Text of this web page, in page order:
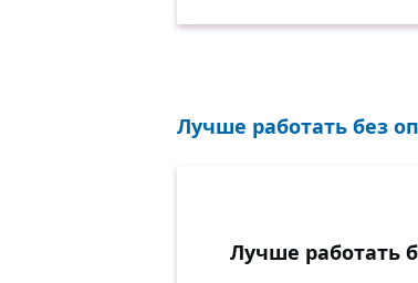
Лучше работать без
Лучше работать